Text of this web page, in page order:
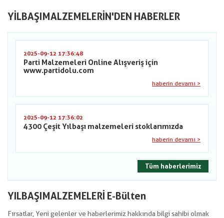
YILBAŞIMALZEMELERIN'DEN HABERLER
2025-09-12 17:36:48
Parti Malzemeleri Online Alışveriş için
www.partidolu.com
haberin devamı >
2025-09-12 17:36:02
4300 Çeşit Yılbaşı malzemeleri stoklarımızda
haberin devamı >
Tüm haberlerimiz
YILBAŞIMALZEMELERİ E-Bülten
Fırsatlar, Yeni gelenler ve haberlerimiz hakkında bilgi sahibi olmak